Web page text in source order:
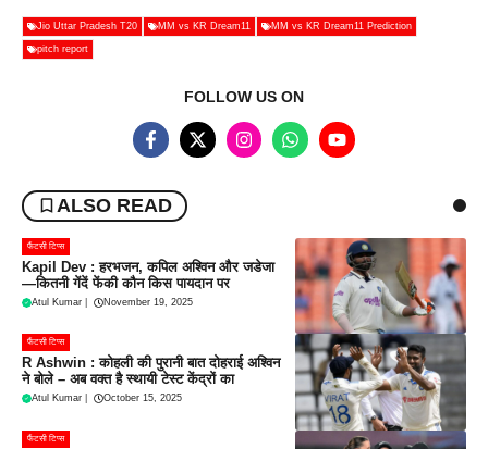
Jio Uttar Pradesh T20 MM vs KR Dream11 MM vs KR Dream11 Prediction
pitch report
FOLLOW US ON
ALSO READ
फैंटसी टिप्स
Kapil Dev : हरभजन, कपिल अश्विन और जडेजा
—कितनी गेंदें फेंकी कौन किस पायदान पर
Atul Kumar November 19, 2025
फैंटसी टिप्स
R Ashwin : कोहली की पुरानी बात दोहराई अश्विन
ने बोले – अब वक्त है स्थायी टेस्ट केंद्रों का
Atul Kumar October 15, 2025
फैंटसी टिप्स